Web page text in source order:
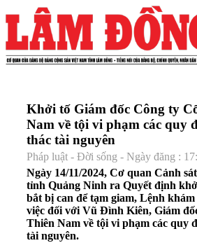
Khởi tố Giám đốc Công ty
Nam về tội vi phạm các quy
thác tài nguyên
Pháp luật - Đời sống - Ngày đăng :
Ngày 14/11/2024, Cơ quan Cảnh
tỉnh Quảng Ninh ra Quyết định
bắt bị can để tạm giam, Lệnh
việc đối với Vũ Đình Kiên, Giám
Thiên Nam về tội vi phạm các quy
tài nguyên.